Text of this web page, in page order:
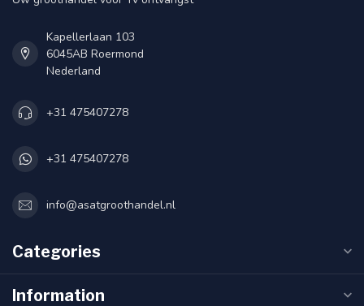
Kapellerlaan 103
6045AB Roermond
Nederland
+31 475407278
+31 475407278
info@asatgroothandel.nl
Categories
Information